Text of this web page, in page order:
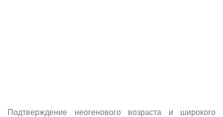
Подтверждение неогенового возраста и широкого